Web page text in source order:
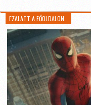
EZALATT A FŐOLDALON…